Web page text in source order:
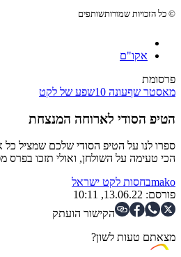
© כל הזכויות שמורותשותפים
אקו"ם
פרסומת
מאסטר שףעונה 10 שפע של לקט
הטיפ הסודי לארוחה המנצחת
ספרו לנו על הטיפ הסודי שלכם שמציל
הכי טעימה על השולחן, ואולי תזכו בפרס
makoבחסות לקט ישראל
פורסם: 13.06.22, 10:11
הקישור הועתק
מצאתם טעות לשון?